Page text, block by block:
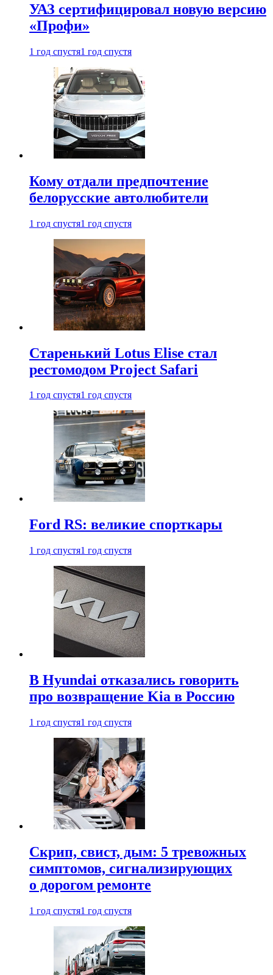
УАЗ сертифицировал новую версию
«Профи»
1 год спустя1 год спустя
Кому отдали предпочтение
белорусские автолюбители
1 год спустя1 год спустя
Старенький Lotus Elise стал
рестомодом Project Safari
1 год спустя1 год спустя
Ford RS: великие спорткары
1 год спустя1 год спустя
В Hyundai отказались говорить
про возвращение Kia в Россию
1 год спустя1 год спустя
Скрип, свист, дым: 5 тревожных
симптомов, сигнализирующих
о дорогом ремонте
1 год спустя1 год спустя